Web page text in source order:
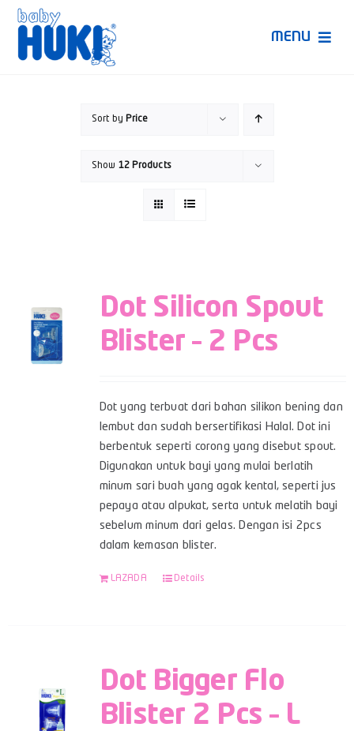
Skip
content
MENU
Sort by Price
Show 12 Products
Dot Silicon Spout
Blister – 2 Pcs
Dot yang terbuat dari bahan silikon bening dan
lembut dan sudah bersertifikasi Halal. Dot ini
berbentuk seperti corong yang disebut spout.
Digunakan untuk bayi yang mulai berlatih
minum sari buah yang agak kental, seperti jus
pepaya atau alpukat, serta untuk melatih bayi
sebelum minum dari gelas. Dengan isi 2pcs
dalam kemasan blister.
LAZADA Details
Dot Bigger Flo
Blister 2 Pcs – L